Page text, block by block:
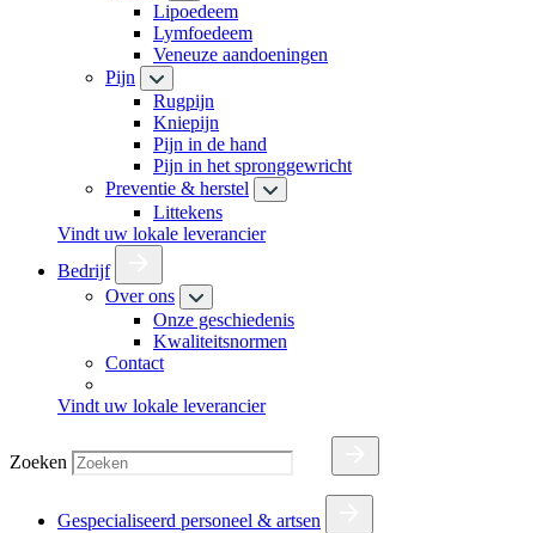
Lipoedeem
Lymfoedeem
Veneuze aandoeningen
Pijn
Rugpijn
Kniepijn
Pijn in de hand
Pijn in het spronggewricht
Preventie & herstel
Littekens
Vindt uw lokale leverancier
Bedrijf
Over ons
Onze geschiedenis
Kwaliteitsnormen
Contact
Vindt uw lokale leverancier
Zoeken
Gespecialiseerd personeel & artsen